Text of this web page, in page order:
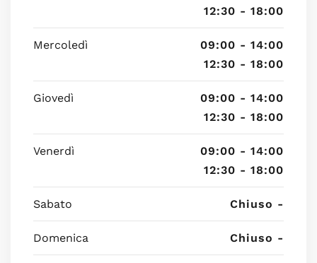
12:30 - 18:00
Mercoledì
09:00 - 14:00
12:30 - 18:00
Giovedì
09:00 - 14:00
12:30 - 18:00
Venerdì
09:00 - 14:00
12:30 - 18:00
Sabato Chiuso -
Domenica Chiuso -